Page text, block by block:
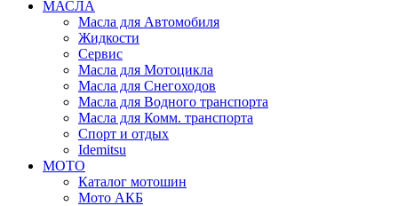
МАСЛА
Масла для Автомобиля
Жидкости
Сервис
Масла для Мотоцикла
Масла для Снегоходов
Масла для Водного транспорта
Масла для Комм. транспорта
Спорт и отдых
Idemitsu
МОТО
Каталог мотошин
Мото АКБ